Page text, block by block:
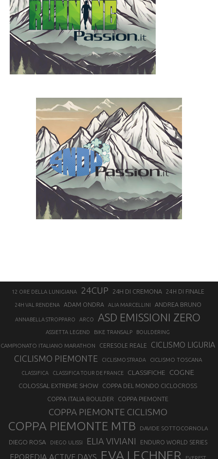
12 ORE DELLA LUNIGIANA 24CUP 24H DI CREMONA 24H DI FINALE
24H VAL RENDENA ADAM ONDRA ALIA MARCELLINI ANDREA BRUNO
ANNABELLA STROPPARO ARCO ASD EMISSIONI ZERO
ASSIETTA LEGEND BIKE TRANSALP BOULDERING
CAMPIONATO ITALIANO MARATHON CERESOLE REALE CICLISMO LIGURIA
CICLISMO PIEMONTE CICLISMO STRADA CICLISMO TOSCANA
CLASSIFICA CLASSIFICA TOUR DE FRANCE CLASSIFICHE COGNE
COLOSSAL EXTREME SHOW
COPPA DEL MONDO CICLOCROSS
COPPA ITALIA BOULDER
COPPA PIEMONTE
COPPA PIEMONTE CICLISMO
COPPA PIEMONTE MTB DAVIDE SOTTOCORNOLA
DIEGO ROSA DIEGO ULISSI ELIA VIVIANI ENDURO WORLD SERIES
EPOREDIA ACTIVE DAYS EVA LECHNER